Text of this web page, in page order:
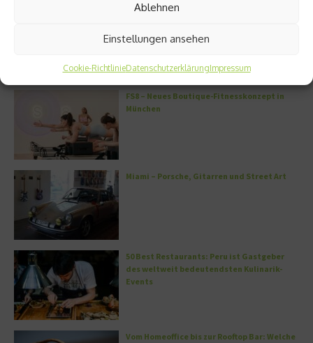
Ablehnen
Einstellungen ansehen
Cookie-RichtlinieDatenschutzerklärungImpressum
14. Juni 2022
Aktuelles
FS8 – Neues Boutique-Fitnesskonzept in
München
Miami – Porsche, Gitarren und Street Art
50 Best Restaurants: Peru ist Gastgeber
des weltweit bedeutendsten Kulinarik-
Events
Vom Homeoffice bis zur Rooftop Bar: Welche